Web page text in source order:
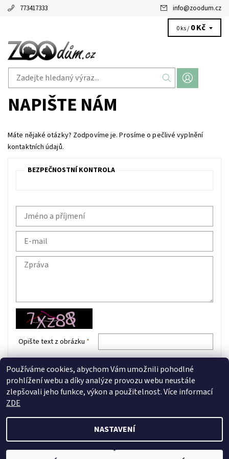
773417333 info@zoodum.cz
0 ks / 0 Kč
NAPIŠTE NÁM
Máte nějaké otázky? Zodpovíme je. Prosíme o pečlivé vyplnění
kontaktních údajů.
BEZPEČNOSTNÍ KONTROLA
Opište text z obrázku
2026 © ZOOdum.cz, všechna práva vyhrazena
Používáme cookies, abychom Vám umožnili pohodlné
prohlížení webu a díky analýze provozu webu neustále
zlepšovali jeho funkce, výkon a použitelnost. Více informací
ZDE
NASTAVENÍ